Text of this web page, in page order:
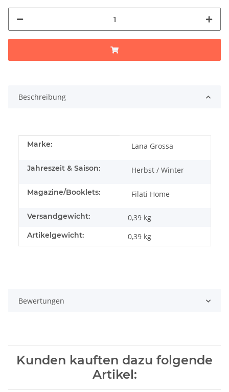
Beschreibung
Produkteigenschaft
Wert
Marke: Lana Grossa
Jahreszeit & Saison: Herbst / Winter
Magazine/Booklets: Filati Home
Versandgewicht: 0,39 kg
Artikelgewicht: 0,39 kg
Bewertungen
Kunden kauften dazu folgende
Artikel: